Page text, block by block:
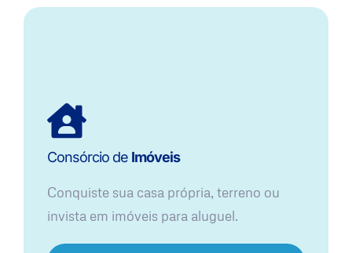
Consórcio de Imóveis
Conquiste sua casa própria, terreno ou
invista em imóveis para aluguel.